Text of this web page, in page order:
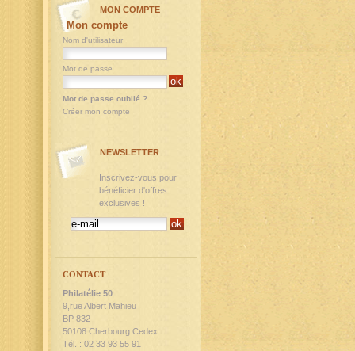
MON COMPTE
Mon compte
Nom d'utilisateur
Mot de passe
Mot de passe oublié ?
Créer mon compte
NEWSLETTER
Inscrivez-vous pour
bénéficier d'offres
exclusives !
CONTACT
Philatélie 50
9,rue Albert Mahieu
BP 832
50108 Cherbourg Cedex
Tél. : 02 33 93 55 91